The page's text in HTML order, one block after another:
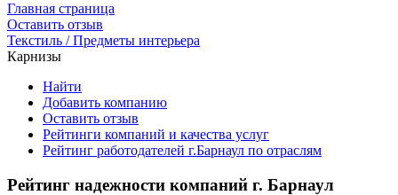
Главная страница
Оставить отзыв
Текстиль / Предметы интерьера
Карнизы
Найти
Добавить компанию
Оставить отзыв
Рейтинги компаний и качества услуг
Рейтинг работодателей г.Барнаул по отраслям
Рейтинг надежности компаний г. Барнаул